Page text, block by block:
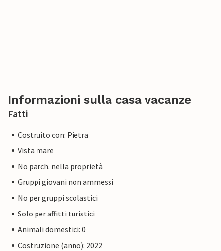
Informazioni sulla casa vacanze
Fatti
Costruito con: Pietra
Vista mare
No parch. nella proprietà
Gruppi giovani non ammessi
No per gruppi scolastici
Solo per affitti turistici
Animali domestici: 0
Costruzione (anno): 2022